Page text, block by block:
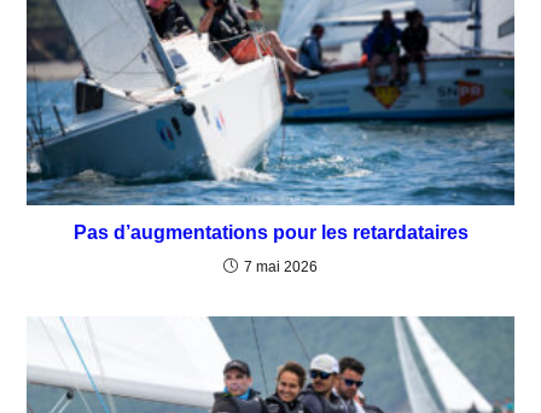
Pas d’augmentations pour les retardataires
7 mai 2026